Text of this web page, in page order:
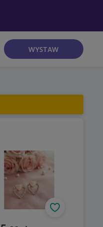
WYSTAW
cena
Obserwuj